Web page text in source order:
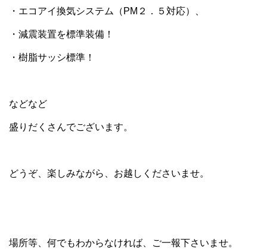
・エコアイ換気システム（PM２．５対応）、
・減震装置を標準装備！
・樹脂サッシ標準！
などなど
盛りだくさんでございます。
どうぞ、楽しみながら、お越しくださいませ。
場所等、何でもわからなければ、ご一報下さいませ。